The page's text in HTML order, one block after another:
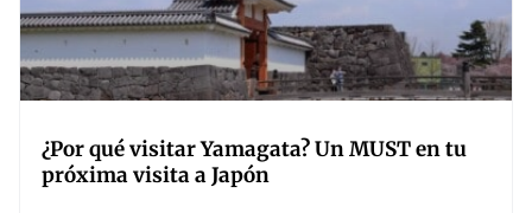
¿Por qué visitar Yamagata? Un MUST en tu
próxima visita a Japón